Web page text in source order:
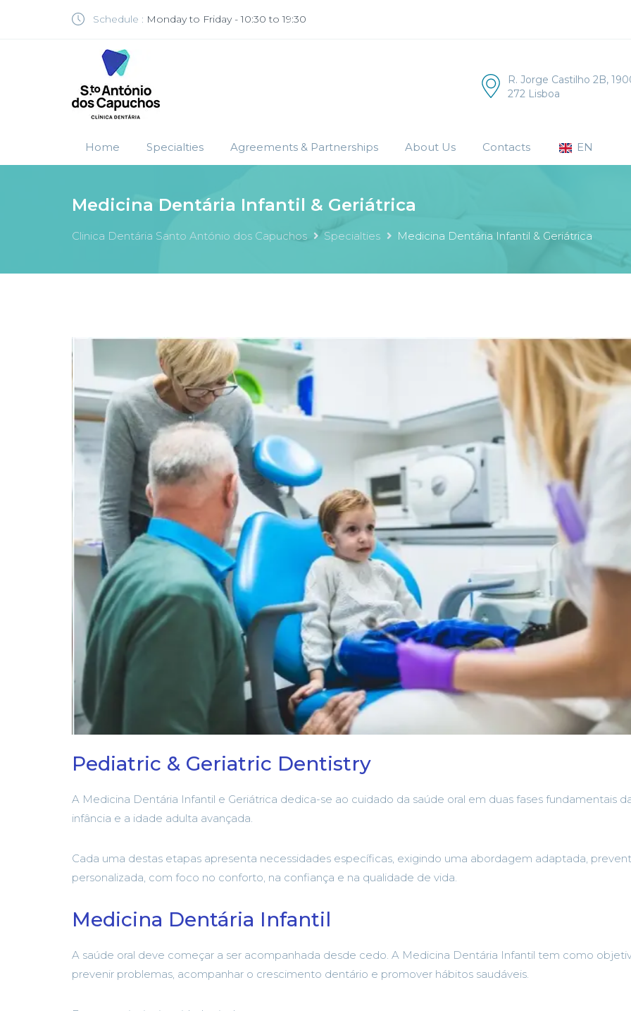
Schedule : Monday to Friday - 10:30 to 19:30
R. Jorge Castilho 2B,
272 Lisboa
Home Specialties Agreements & Partnerships About Us Contacts EN
Medicina Dentária Infantil & Geriátrica
Clinica Dentária Santo António dos Capuchos Specialties Medicina Dentária Infantil & Geriátrica
Pediatric & Geriatric Dentistry
A Medicina Dentária Infantil e Geriátrica dedica-se ao cuidado da saúde oral em duas fases fundamentais
infância e a idade adulta avançada.
Cada uma destas etapas apresenta necessidades específicas, exigindo uma abordagem adaptada,
personalizada, com foco no conforto, na confiança e na qualidade de vida.
Medicina Dentária Infantil
A saúde oral deve começar a ser acompanhada desde cedo. A Medicina Dentária Infantil tem como
prevenir problemas, acompanhar o crescimento dentário e promover hábitos saudáveis.